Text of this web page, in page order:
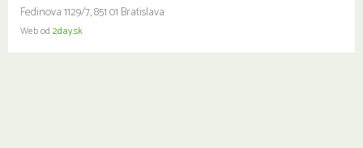
Fedinova 1129/7, 851 01 Bratislava
Web od 2day.sk